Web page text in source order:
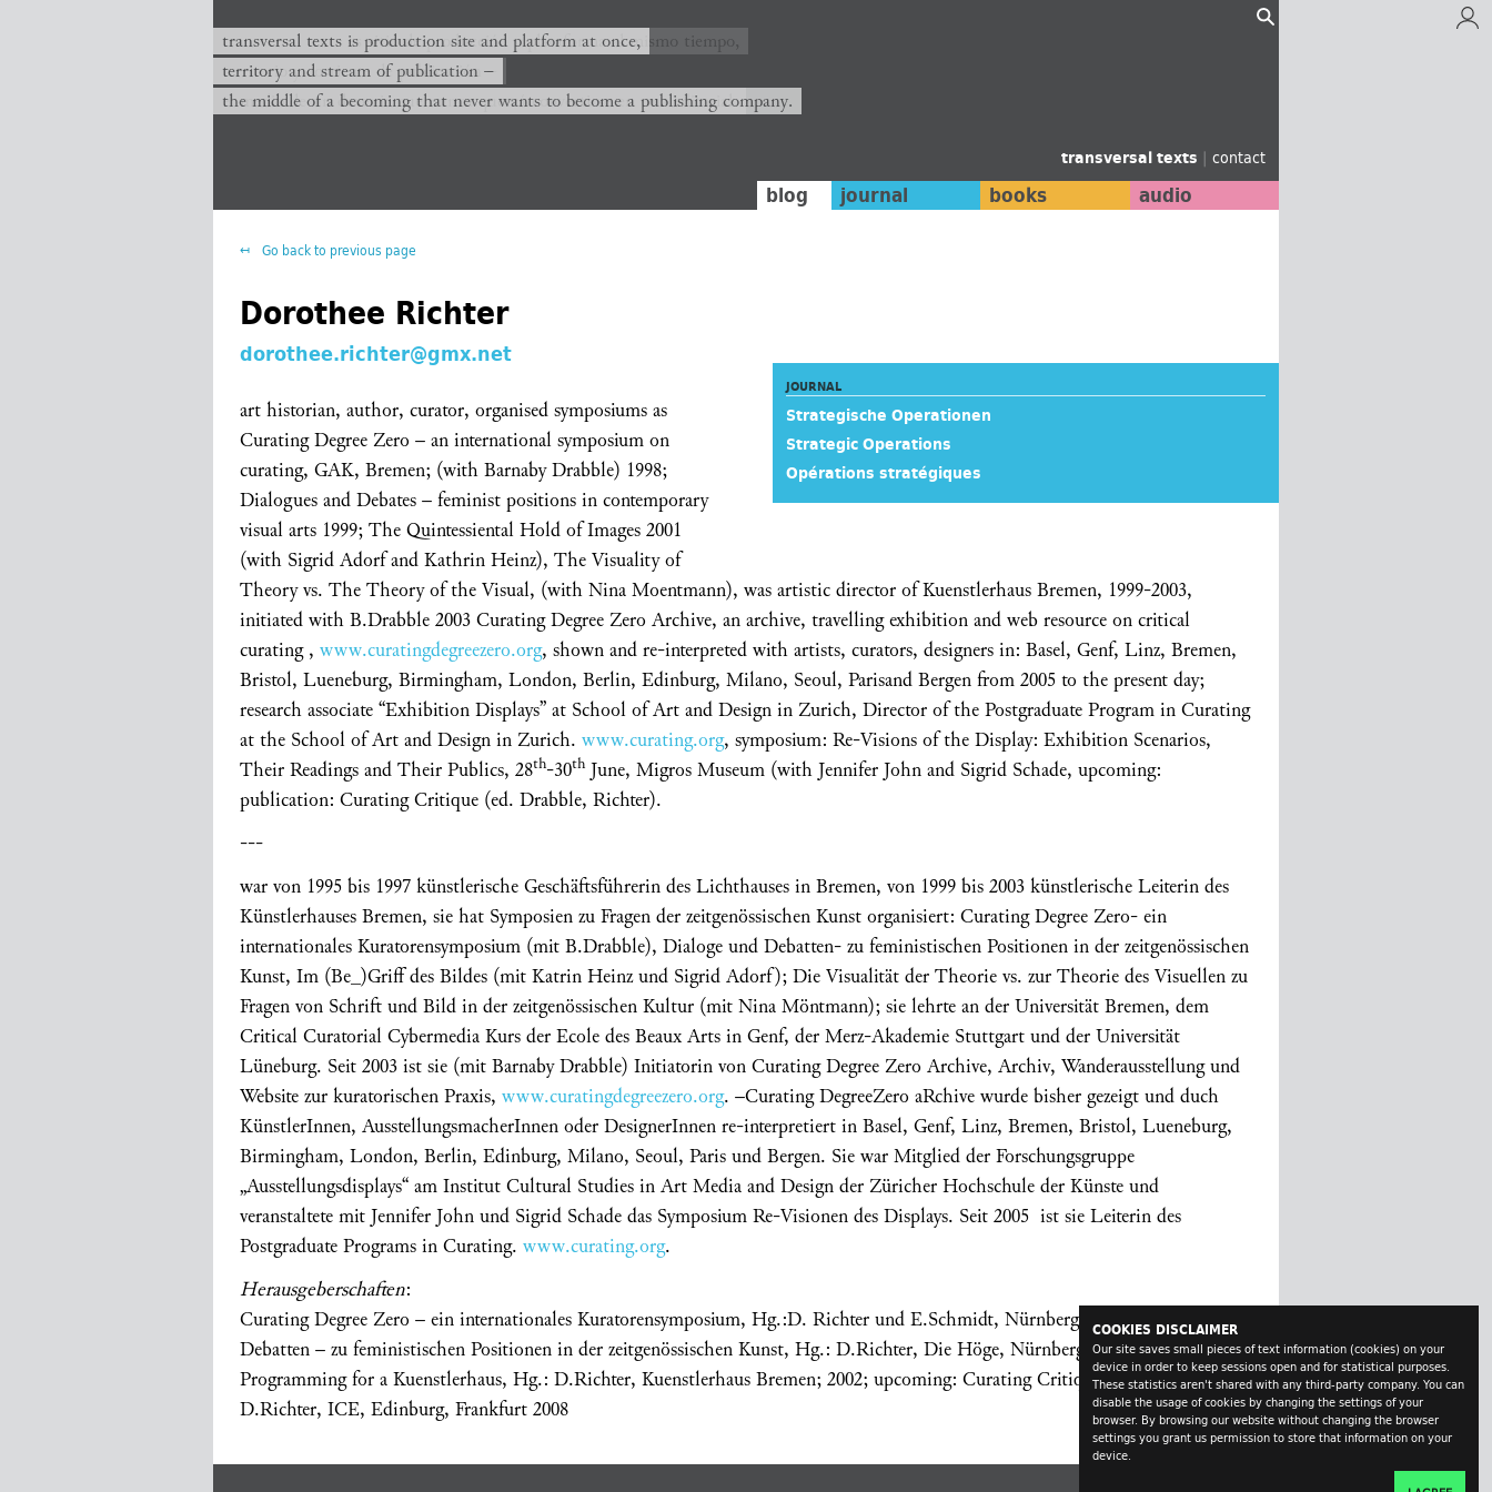
COOKIES DISCLAIMER
Our site saves small pieces of text information (cookies) on your
device in order to keep sessions open and for statistical purposes.
These statistics aren't shared with any third-party company. You can
disable the usage of cookies by changing the settings of your
browser. By browsing our website without changing the browser
settings you grant us permission to store that information on your
device.
transversal texts es sitio de producción y plataforma al mismo tiempo,
territorio y corriente de publicación −
el medio de un devenir que nunca querrá convertirse en una editorial.
transversal texts is production site and platform at once,
territory and stream of publication −
the middle of a becoming that never wants to become a publishing company.
transversal texts | contact
blog journal books audio
Go back to previous page
Dorothee Richter
JOURNAL
Strategische Operationen
Strategic Operations
Opérations stratégiques
dorothee.richter@gmx.net
art historian, author, curator, organised symposiums as
Curating Degree Zero – an international symposium on
curating, GAK, Bremen; (with Barnaby Drabble) 1998;
Dialogues and Debates – feminist positions in contemporary
visual arts 1999; The Quintessiental Hold of Images 2001
(with Sigrid Adorf and Kathrin Heinz), The Visuality of
Theory vs. The Theory of the Visual, (with Nina Moentmann), was artistic director of Kuenstlerhaus Bremen, 1999-2003,
initiated with B.Drabble 2003 Curating Degree Zero Archive, an archive, travelling exhibition and web resource on critical
curating , www.curatingdegreezero.org, shown and re-interpreted with artists, curators, designers in: Basel, Genf, Linz, Bremen,
Bristol, Lueneburg, Birmingham, London, Berlin, Edinburg, Milano, Seoul, Parisand Bergen from 2005 to the present day;
research associate “Exhibition Displays” at School of Art and Design in Zurich, Director of the Postgraduate Program in Curating
at the School of Art and Design in Zurich. www.curating.org, symposium: Re-Visions of the Display: Exhibition Scenarios,
Their Readings and Their Publics, 28th-30th June, Migros Museum (with Jennifer John and Sigrid Schade, upcoming:
publication: Curating Critique (ed. Drabble, Richter).
---
war von 1995 bis 1997 künstlerische Geschäftsführerin des Lichthauses in Bremen, von 1999 bis 2003 künstlerische Leiterin des
Künstlerhauses Bremen, sie hat Symposien zu Fragen der zeitgenössischen Kunst organisiert: Curating Degree Zero- ein
internationales Kuratorensymposium (mit B.Drabble), Dialoge und Debatten- zu feministischen Positionen in der zeitgenössischen
Kunst, Im (Be_)Griff des Bildes (mit Katrin Heinz und Sigrid Adorf); Die Visualität der Theorie vs. zur Theorie des Visuellen zu
Fragen von Schrift und Bild in der zeitgenössischen Kultur (mit Nina Möntmann); sie lehrte an der Universität Bremen, dem
Critical Curatorial Cybermedia Kurs der Ecole des Beaux Arts in Genf, der Merz-Akademie Stuttgart und der Universität
Lüneburg. Seit 2003 ist sie (mit Barnaby Drabble) Initiatorin von Curating Degree Zero Archive, Archiv, Wanderausstellung und
Website zur kuratorischen Praxis, www.curatingdegreezero.org. –Curating DegreeZero aRchive wurde bisher gezeigt und duch
KünstlerInnen, AusstellungsmacherInnen oder DesignerInnen re-interpretiert in Basel, Genf, Linz, Bremen, Bristol, Lueneburg,
Birmingham, London, Berlin, Edinburg, Milano, Seoul, Paris und Bergen. Sie war Mitglied der Forschungsgruppe
„Ausstellungsdisplays“ am Institut Cultural Studies in Art Media and Design der Züricher Hochschule der Künste und
veranstaltete mit Jennifer John und Sigrid Schade das Symposium Re-Visionen des Displays. Seit 2005 ist sie Leiterin des
Postgraduate Programs in Curating. www.curating.org.
Herausgeberschaften:
Curating Degree Zero – ein internationales Kuratorensymposium, Hg.:D. Richter und E.Schmidt, Nürnberg 1999; Dialoge und
Debatten – zu feministischen Positionen in der zeitgenössischen Kunst, Hg.: D.Richter, Die Höge, Nürnberg, 2000;
Programming for a Kuenstlerhaus, Hg.: D.Richter, Kuenstlerhaus Bremen; 2002; upcoming: Curating Critique, Hg: B.Drabble,
D.Richter, ICE, Edinburg, Frankfurt 2008